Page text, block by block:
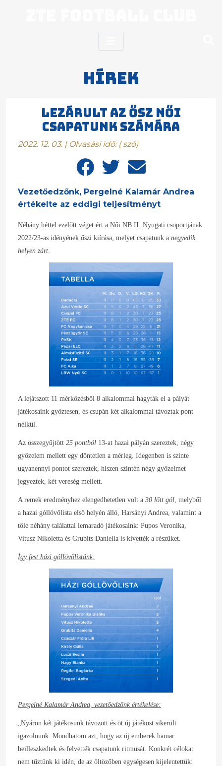
Hírek
Lezárult az ősz női
csapatunk számára
2022. 12. 03. | Olvasási idő: (szó)
Vezetőedzőnk, Pergelné Kalamár Andrea
értékelte az eddigi teljesítményt
Néhány héttel ezelőtt véget ért a Női NB II. Nyugati csoportjának
2022/23-as idényének őszi kiírása, melyet csapatunk a negyedik
helyen zárt.
A lejátszott 11 mérkőzésből 8 alkalommal hagyták el a pályát
játékosaink győztesen, és csupán két alkalommal távoztak pont
nélkül.
Az összegyűjtött 25 pontból 13-at hazai pályán szereztek, négy
győzelem mellett egy döntetlen a mérleg. Idegenben is szinte
ugyanennyi pontot szereztek, hiszen szintén négy győzelmet
jegyeztek, két vereség mellett.
A remek eredményhez elengedhetetlen volt a 30 lőtt gól, melyből
a hazai góllövőlista első helyén álló, Harsányi Andrea, valamint a
tőle néhány találattal lemaradó játékosaink: Pupos Veronika,
Vitusz Nikoletta és Grubits Daniella is kivették a részüket.
Így fest házi góllövőlistánk:
Pergelné Kalamár Andrea, vezetőedzőnk értékelése:
„Nyáron két játékosunk távozott és öt új játékost sikerült
igazolnunk. Mondhatom azt, hogy az új emberek hamar
beilleszkedtek és felvették csapatunk ritmusát. Konkrét célokat
nem tűztünk ki idén, de az öltözőben egységesen kijelentettük: